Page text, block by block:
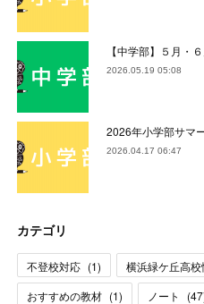
【中学部】５月・
2026.05.19 05:08
2026年小学部サマ
2026.04.17 06:47
カテゴリ
不登校対応 (1) 横浜緑ケ丘高校
おすすめの教材 (1) ノート (47